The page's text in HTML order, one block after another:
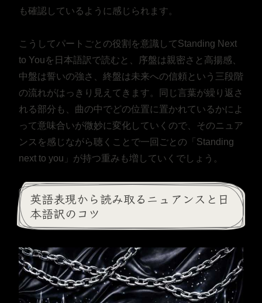
も確認しているように感じられます。
こうしてパートごとの役割を意識してStanding Next
to Youを日本語訳で読むと、序盤は親密さと高揚感、
中盤は誓いの強さ、終盤は未来への信頼という三段階
の流れがはっきり見えてきます。同じ言葉が繰り返さ
れる部分も、曲の中でどの位置に置かれているかによ
って意味合いが微妙に変化していくので、そのニュア
ンスを感じながら聴くことで一回ごとの「Standing
next to you」が持つ重みも増していくでしょう。
英語表現から読み取るニュアンスと日
本語訳のコツ